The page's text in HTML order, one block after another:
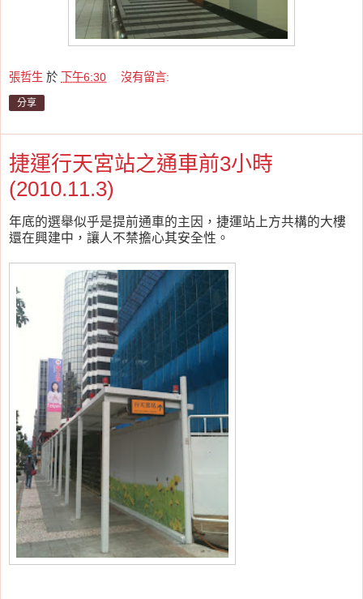
張哲生 於 下午6:30 沒有留言:
分享
捷運行天宮站之通車前3小時
(2010.11.3)
年底的選舉似乎是提前通車的主因，捷運站上方共構的大樓
還在興建中，讓人不禁擔心其安全性。